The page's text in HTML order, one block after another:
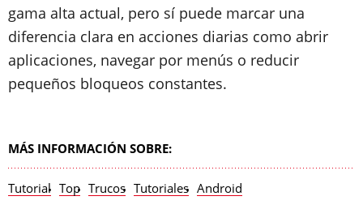
gama alta actual, pero sí puede marcar una
diferencia clara en acciones diarias como abrir
aplicaciones, navegar por menús o reducir
pequeños bloqueos constantes.
MÁS INFORMACIÓN SOBRE:
Tutorial Top Trucos Tutoriales Android